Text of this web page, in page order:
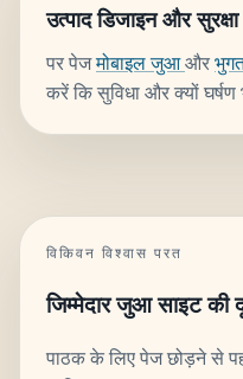
उत्पाद डिजाइन और
पर पेजमोबाइल जुआऔर
करें कि सुविधा और क्यों घर्षण
विकिवन विश्वास परत
जिम्मेदार जुआ साइट की
पाठक के लिए पेज छोड़ने से